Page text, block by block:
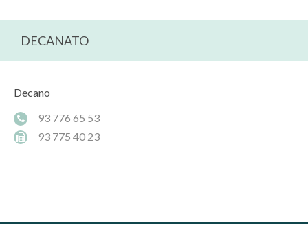
DECANATO
Decano
93 776 65 53
93 775 40 23